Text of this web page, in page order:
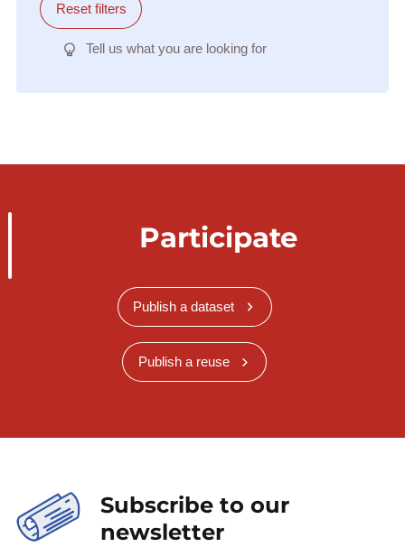
Reset filters
Tell us what you are looking for
Participate
Publish a dataset
Publish a reuse
Subscribe to our
newsletter